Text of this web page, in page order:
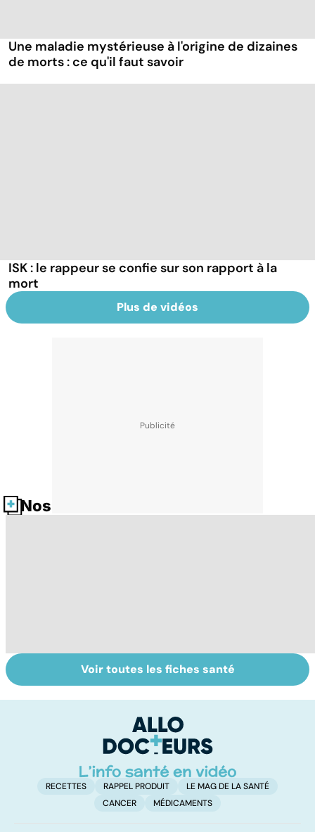
Une maladie mystérieuse à l'origine de dizaines
de morts : ce qu'il faut savoir
ISK : le rappeur se confie sur son rapport à la
mort
Plus de vidéos
Nos fiches santé
La tuberculose
pulmonaire
Tout savoir sur
les infections
Voir toutes les fiches santé
RECETTES RAPPEL PRODUIT
LE MAG DE LA SANTÉ
CANCER
MÉDICAMENTS